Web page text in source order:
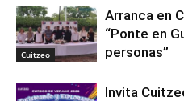
Cuitzeo
Arranca en
“Ponte en
personas”
Invita